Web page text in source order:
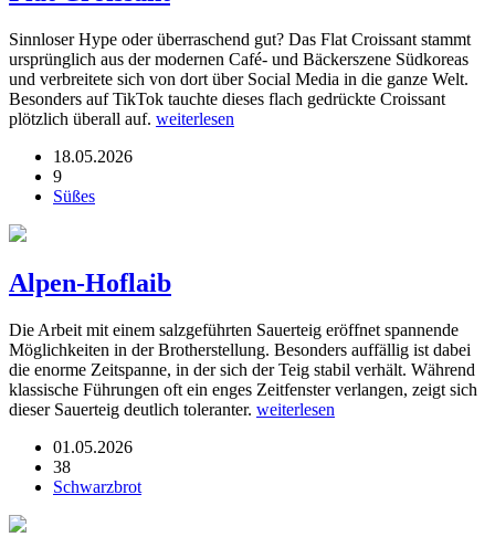
Sinnloser Hype oder überraschend gut? Das Flat Croissant stammt
ursprünglich aus der modernen Café- und Bäckerszene Südkoreas
und verbreitete sich von dort über Social Media in die ganze Welt.
Besonders auf TikTok tauchte dieses flach gedrückte Croissant
plötzlich überall auf. weiterlesen
18.05.2026
9
Süßes
Alpen-Hoflaib
Die Arbeit mit einem salzgeführten Sauerteig eröffnet spannende
Möglichkeiten in der Brotherstellung. Besonders auffällig ist dabei
die enorme Zeitspanne, in der sich der Teig stabil verhält. Während
klassische Führungen oft ein enges Zeitfenster verlangen, zeigt sich
dieser Sauerteig deutlich toleranter. weiterlesen
01.05.2026
38
Schwarzbrot